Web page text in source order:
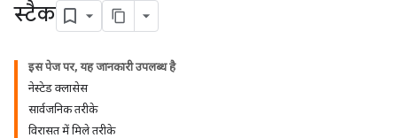
स्टैक
इस पेज पर, यह जानकारी उपलब्ध है
नेस्टेड क्लासेस
सार्वजनिक तरीके
विरासत में मिले तरीके